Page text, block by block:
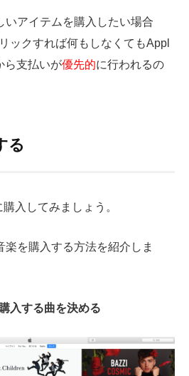
いアイテムを購入したい場合
ックすれば何もしなくてもAppl
ら支払いが優先的に行われるの
る
入してみましょう。
を購入する方法を紹介しま
入する曲を決める